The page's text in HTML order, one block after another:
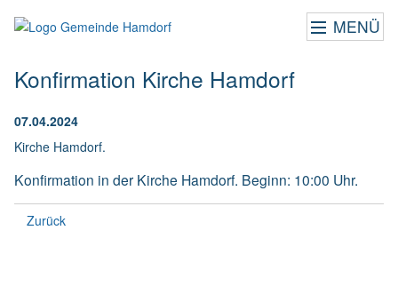
MENÜ
Konfirmation Kirche Hamdorf
07.04.2024
Kirche Hamdorf.
Konfirmation in der Kirche Hamdorf. Beginn: 10:00 Uhr.
Zurück